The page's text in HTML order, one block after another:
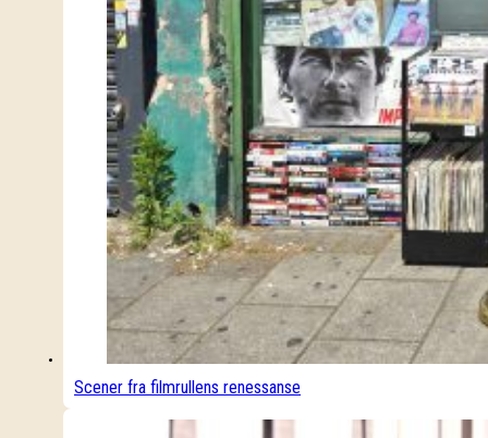
Scener fra filmrullens renessanse